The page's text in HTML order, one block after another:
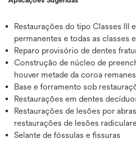
Restaurações do tipo Classes III
permanentes e todas as classes
Reparo provisório de dentes
Construção de núcleo de
houver metade da coroa
Base e forramento sob
Restaurações em dentes
Restaurações de lesões por
restaurações de lesões
Selante de fóssulas e fissuras